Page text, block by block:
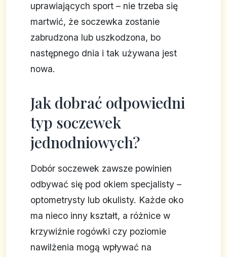
uprawiających sport – nie trzeba się
martwić, że soczewka zostanie
zabrudzona lub uszkodzona, bo
następnego dnia i tak używana jest
nowa.
Jak dobrać odpowiedni
typ soczewek
jednodniowych?
Dobór soczewek zawsze powinien
odbywać się pod okiem specjalisty –
optometrysty lub okulisty. Każde oko
ma nieco inny kształt, a różnice w
krzywiźnie rogówki czy poziomie
nawilżenia mogą wpływać na